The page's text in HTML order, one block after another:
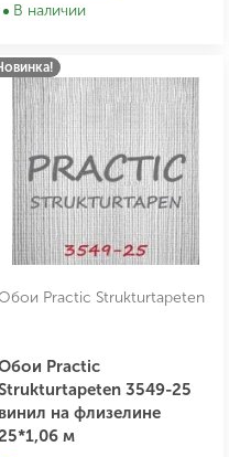
В наличии
Обои Practic Strukturtapeten
Practic
3549-25
винил на флизелине
м